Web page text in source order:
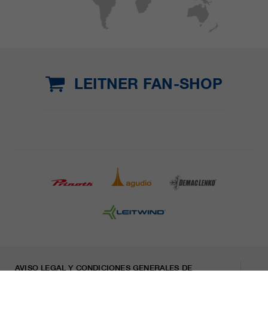
LEITNER FAN-SHOP
AVISO LEGAL Y CONDICIONES GENERALES DE